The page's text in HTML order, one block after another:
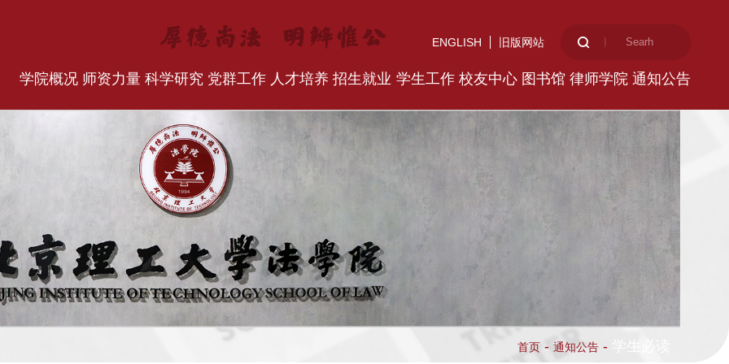
ENGLISH 旧版网站
学院概况 师资力量 科学研究 党群工作 人才培养 招生就业 学生工作 校友中心 图书馆 律师学院 通知公告
首页 - 通知公告 -